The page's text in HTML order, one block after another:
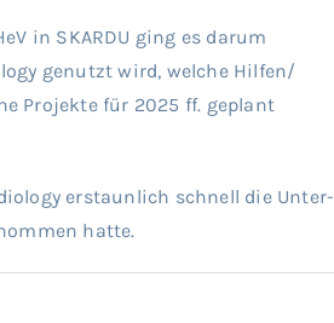
in SKARDU ging es darum
genutzt wird, welche Hilfen/
Projekte für 2025 ff. geplant
erstaunlich schnell die Unter-
hatte.